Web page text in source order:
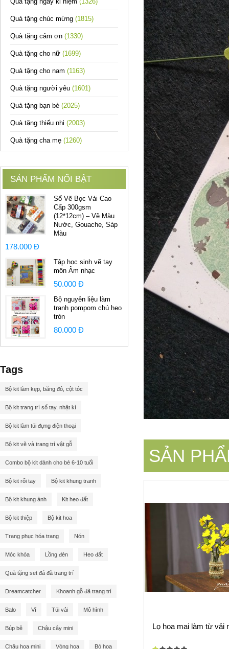
Quà tặng chúc mừng (1815)
Quà tặng cảm ơn (1330)
Quà tặng cho nữ (1699)
Quà tặng cho nam (1163)
Quà tặng người yêu (1601)
Quà tặng bạn bè (2025)
Quà tặng thiếu nhi (2003)
Quà tặng cha mẹ (1260)
SẢN PHẨM NỔI BẬT
Sổ Vẽ Bọc Vải Cao
Cấp 300gsm
(12*12cm) – Vẽ Màu
Nước, Gouache, Sáp
Màu
178.000 Đ
Tập học sinh vẽ tay
môn Âm nhạc
50.000 Đ
Bộ nguyên liệu làm
tranh pompom chú heo
tròn
80.000 Đ
Tags
Bộ kit làm kẹp, băng đô, cột tóc
Bộ kit trang trí sổ tay, nhật kí
Bộ kit làm túi đựng điện thoại
Bộ kit vẽ và trang trí vật gỗ
Combo bộ kit dành cho bé 6-10 tuổi
Bộ kit rối tay Bộ kit khung tranh
Bộ kit khung ảnh Kit heo đất
Bộ kit thiệp Bộ kit hoa
Trang phục hóa trang Nón
Móc khóa Lồng đèn Heo đất
Quà tặng set đá đã trang trí
Dreamcatcher Khoanh gỗ đã trang trí
Balo Ví Túi vải Mô hình
Búp bê Chậu cây mini
Chậu hoa mini Vòng hoa Bó hoa
SẢN
Lọ hoa mai làm từ vải